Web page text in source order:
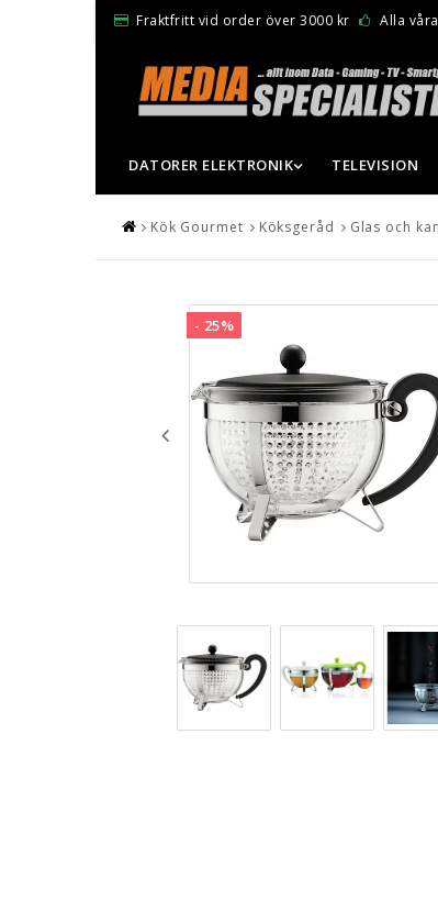
Fraktfritt vid order över 3000 kr Alla
DATORER ELEKTRONIK TELEVISION
Kök Gourmet Köksgeråd Glas och
- 25%